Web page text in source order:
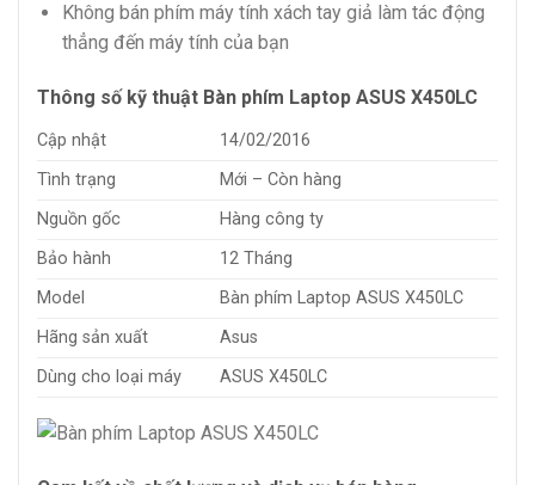
Không bán phím máy tính xách tay giả làm tác động
thẳng đến máy tính của bạn
Thông số kỹ thuật Bàn phím Laptop ASUS X450LC
Cập nhật
14/02/2016
Tình trạng
Mới – Còn hàng
Nguồn gốc
Hàng công ty
Bảo hành
12 Tháng
Model
Bàn phím Laptop ASUS X450LC
Hãng sản xuất
Asus
Dùng cho loại máy
ASUS X450LC